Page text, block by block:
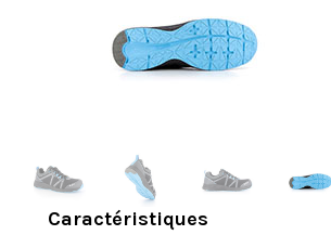
Caractéristiques